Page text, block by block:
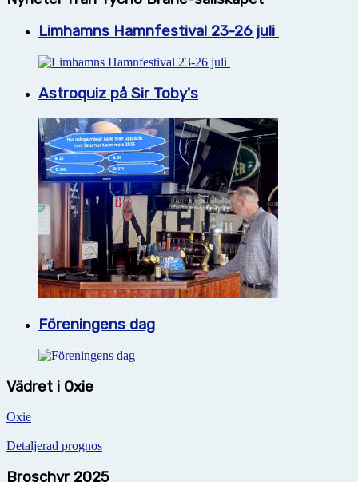
Limhamns Hamnfestival 23-26 juli
Astroquiz på Sir Toby's
Föreningens dag
Vädret i Oxie
Oxie
Detaljerad prognos
Broschyr 2025